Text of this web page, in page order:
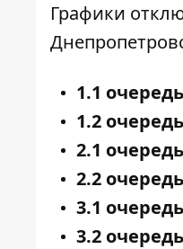
Графики
1.1 очередь
1.2 очередь
2.1 очередь
2.2 очередь
3.1 очередь
3.2 очередь